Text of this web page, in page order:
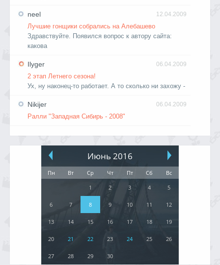
12.04.2009
neel
Лучшие гонщики собрались на Алебашево
Здравствуйте. Появился вопрос к автору сайта:
какова
06.04.2009
Ilyger
2 этап Летнего сезона!
Ух, ну наконец-то работает. А то сколько ни захожу -
06.04.2009
Nikijer
Ралли "Западная Сибирь - 2008"
Июнь 2016
Пн Вт Ср Чт Пт Сб
Вс
1
2 3 4 5
6 7 8 9 10 11 12
13 14 15 16 17 18 19
20 21 22 23 24 25 26
27 28 29 30